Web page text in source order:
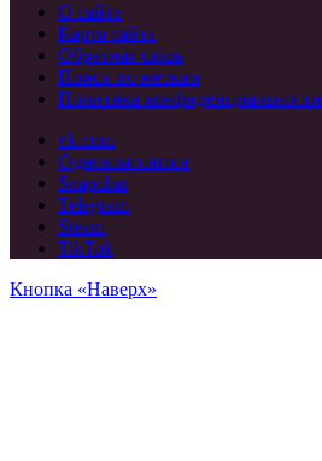
О сайте
Карта сайта
Обратная связь
Поиск по меткам
Политика конфиденциальности
vk.com
Одноклассники
Snapchat
Telegram
Steam
TikTok
Кнопка «Наверх»